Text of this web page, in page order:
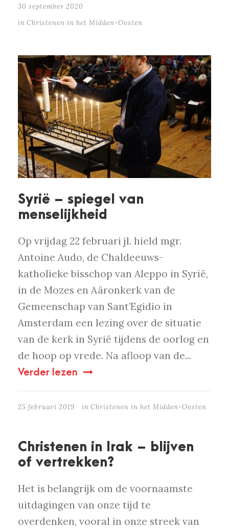
30 september 2020
in Christenen in het Midden-Oosten
Syrië – spiegel van
menselijkheid
Op vrijdag 22 februari jl. hield mgr.
Antoine Audo, de Chaldeeuws-
katholieke bisschop van Aleppo in Syrië,
in de Mozes en Aäronkerk van de
Gemeenschap van Sant’Egidio in
Amsterdam een lezing over de situatie
van de kerk in Syrië tijdens de oorlog en
de hoop op vrede. Na afloop van de...
Verder lezen
25 februari 2019 in Christenen in het Midden-Oosten
Christenen in Irak – blijven
of vertrekken?
Het is belangrijk om de voornaamste
uitdagingen van onze tijd te
overdenken, vooral in onze streek van